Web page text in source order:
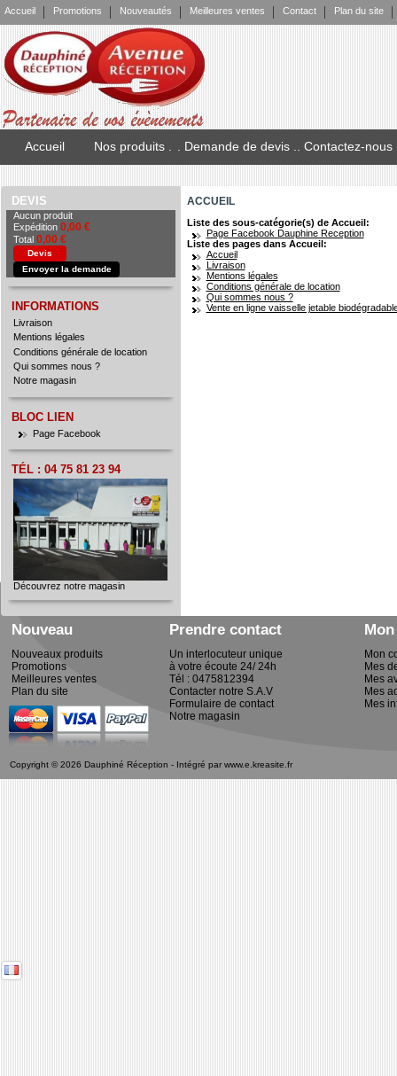
Accueil Promotions Nouveautés Meilleures ventes Contact Plan du site
Accueil Nos produits . . Demande de devis . . Contactez-nous
DEVIS
Aucun produit
Expédition 0,00 €
Total 0,00 €
Devis
Envoyer la demande
INFORMATIONS
Livraison
Mentions légales
Conditions générale de location
Qui sommes nous ?
Notre magasin
BLOC LIEN
Page Facebook
TÉL : 04 75 81 23 94
Découvrez notre magasin
ACCUEIL
Liste des sous-catégorie(s) de Accueil:
Page Facebook Dauphine Reception
Liste des pages dans Accueil:
Accueil
Livraison
Mentions légales
Conditions générale de location
Qui sommes nous ?
Vente en ligne vaisselle jetable
Nouveau
Nouveaux produits
Promotions
Meilleures ventes
Plan du site
Copyright © 2026 Dauphiné Réception - Intégré par www.e.kreasite.fr
Prendre contact
Un interlocuteur unique
à votre écoute 24/ 24h
Tél : 0475812394
Contacter notre S.A.V
Formulaire de contact
Notre magasin
Mon
Mes
Mes
Mes
Mes